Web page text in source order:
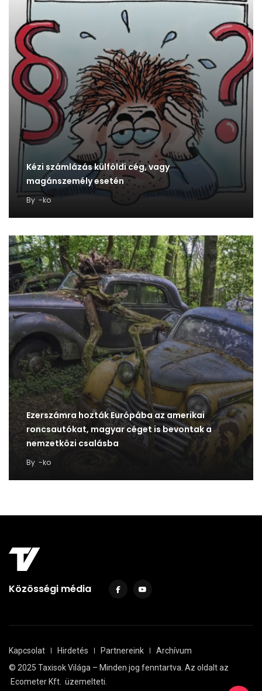
Kézi számlázás külföldi cég, vagy
magánszemély esetén
By -ko
Ezerszámra hozták Európába az amerikai
roncsautókat, magyar céget is bevontak a
nemzetközi csalásba
By -ko
Közösségi média
Kapcsolat Hirdetés Partnereink
Archívum
© 2025 Taxisok Világa – Minden jog fenntartva. Az oldalt az
Ecometer Kft. üzemelteti.